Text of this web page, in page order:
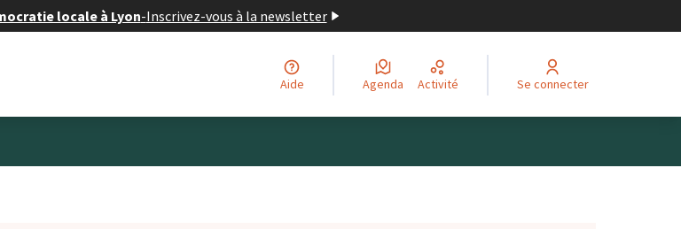
locale à Lyon-Inscrivez-vous à la newsletter
Aide Agenda Activité Se connecter